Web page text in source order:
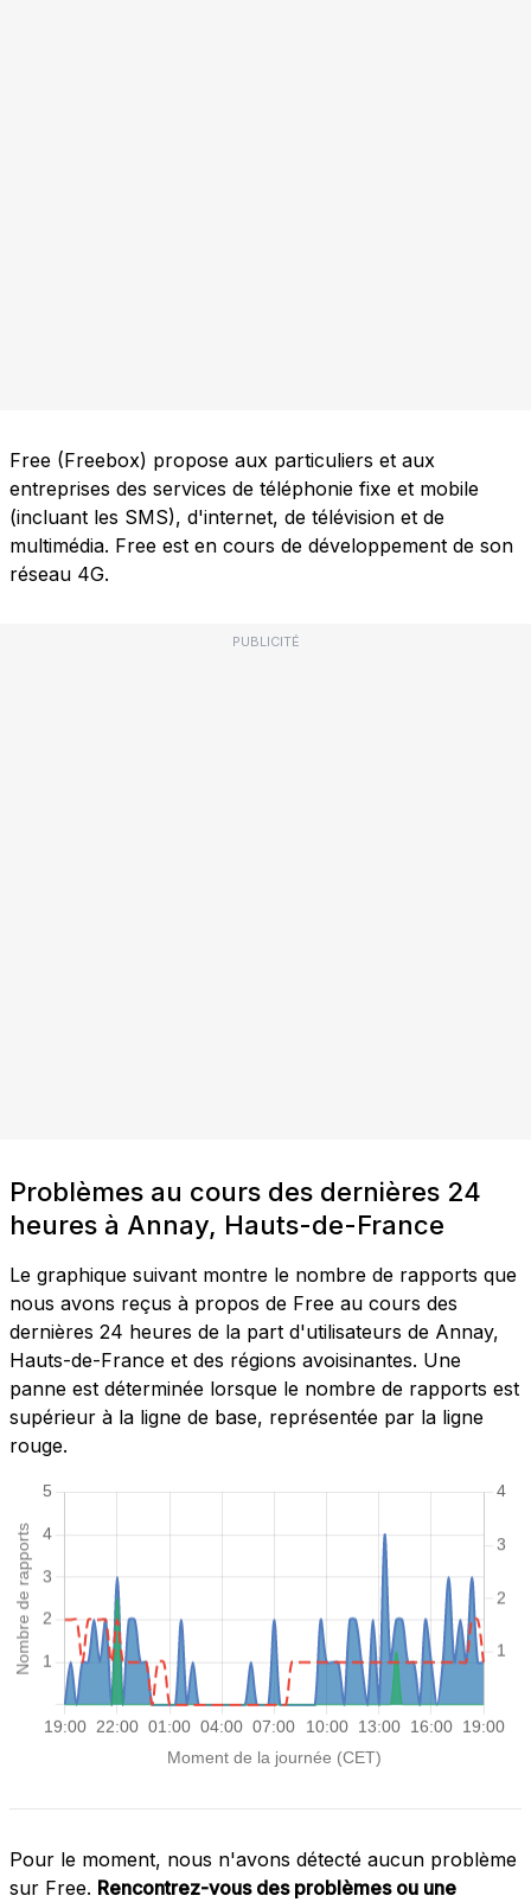
Free (Freebox) propose aux particuliers et aux
entreprises des services de téléphonie fixe et mobile
(incluant les SMS), d'internet, de télévision et de
multimédia. Free est en cours de développement de son
réseau 4G.
PUBLICITÉ
Problèmes au cours des dernières 24
heures à Annay, Hauts-de-France
Le graphique suivant montre le nombre de rapports que
nous avons reçus à propos de Free au cours des
dernières 24 heures de la part d'utilisateurs de Annay,
Hauts-de-France et des régions avoisinantes. Une
panne est déterminée lorsque le nombre de rapports est
supérieur à la ligne de base, représentée par la ligne
rouge.
Pour le moment, nous n'avons détecté aucun problème
sur Free. Rencontrez-vous des problèmes ou une